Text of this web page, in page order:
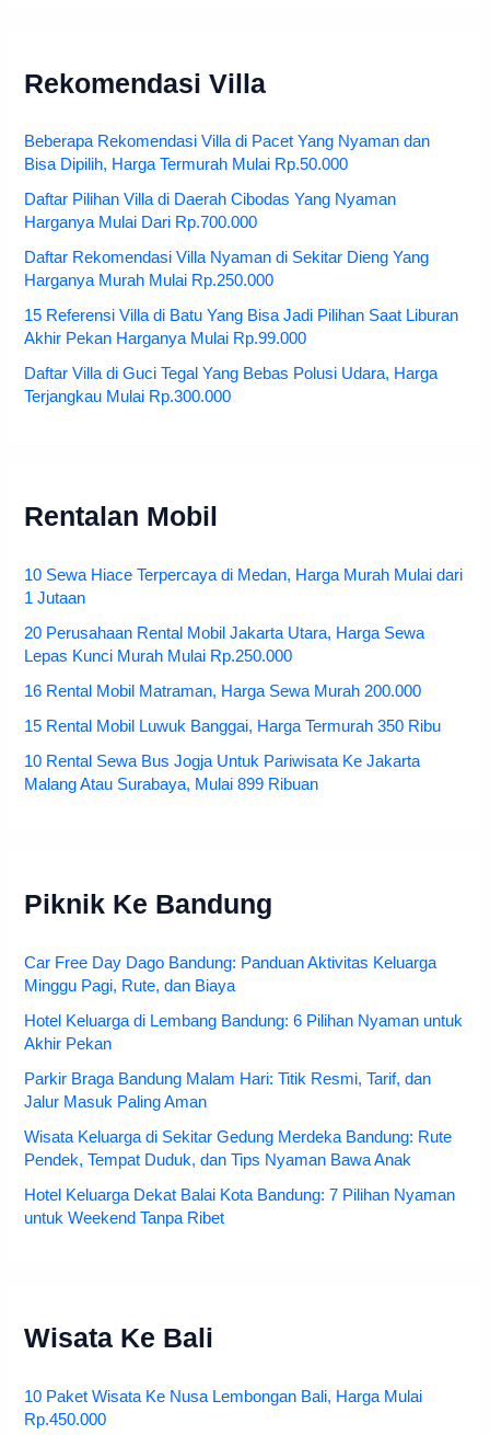
Rekomendasi Villa
Beberapa Rekomendasi Villa di Pacet Yang Nyaman dan
Bisa Dipilih, Harga Termurah Mulai Rp.50.000
Daftar Pilihan Villa di Daerah Cibodas Yang Nyaman
Harganya Mulai Dari Rp.700.000
Daftar Rekomendasi Villa Nyaman di Sekitar Dieng Yang
Harganya Murah Mulai Rp.250.000
15 Referensi Villa di Batu Yang Bisa Jadi Pilihan Saat Liburan
Akhir Pekan Harganya Mulai Rp.99.000
Daftar Villa di Guci Tegal Yang Bebas Polusi Udara, Harga
Terjangkau Mulai Rp.300.000
Rentalan Mobil
10 Sewa Hiace Terpercaya di Medan, Harga Murah Mulai dari
1 Jutaan
20 Perusahaan Rental Mobil Jakarta Utara, Harga Sewa
Lepas Kunci Murah Mulai Rp.250.000
16 Rental Mobil Matraman, Harga Sewa Murah 200.000
15 Rental Mobil Luwuk Banggai, Harga Termurah 350 Ribu
10 Rental Sewa Bus Jogja Untuk Pariwisata Ke Jakarta
Malang Atau Surabaya, Mulai 899 Ribuan
Piknik Ke Bandung
Car Free Day Dago Bandung: Panduan Aktivitas Keluarga
Minggu Pagi, Rute, dan Biaya
Hotel Keluarga di Lembang Bandung: 6 Pilihan Nyaman untuk
Akhir Pekan
Parkir Braga Bandung Malam Hari: Titik Resmi, Tarif, dan
Jalur Masuk Paling Aman
Wisata Keluarga di Sekitar Gedung Merdeka Bandung: Rute
Pendek, Tempat Duduk, dan Tips Nyaman Bawa Anak
Hotel Keluarga Dekat Balai Kota Bandung: 7 Pilihan Nyaman
untuk Weekend Tanpa Ribet
Wisata Ke Bali
10 Paket Wisata Ke Nusa Lembongan Bali, Harga Mulai
Rp.450.000